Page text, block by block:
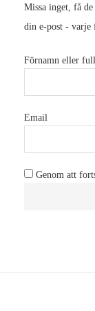
Missa inget, få de
din e-post - varje
Förnamn eller
Email
Genom att